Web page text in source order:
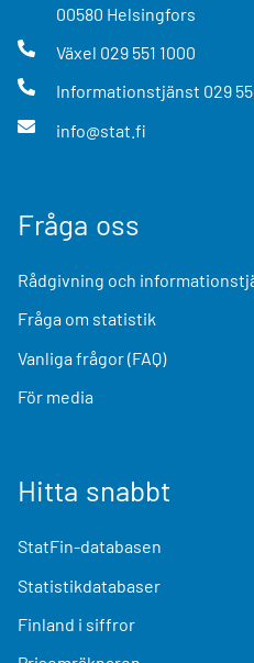
00580 Helsingfors
Växel 029 551 1000
Informationstjänst 029
info@stat.fi
Fråga oss
Rådgivning och
Fråga om statistik
Vanliga frågor (FAQ)
För media
Hitta snabbt
StatFin-databasen
Statistikdatabaser
Finland i siffror